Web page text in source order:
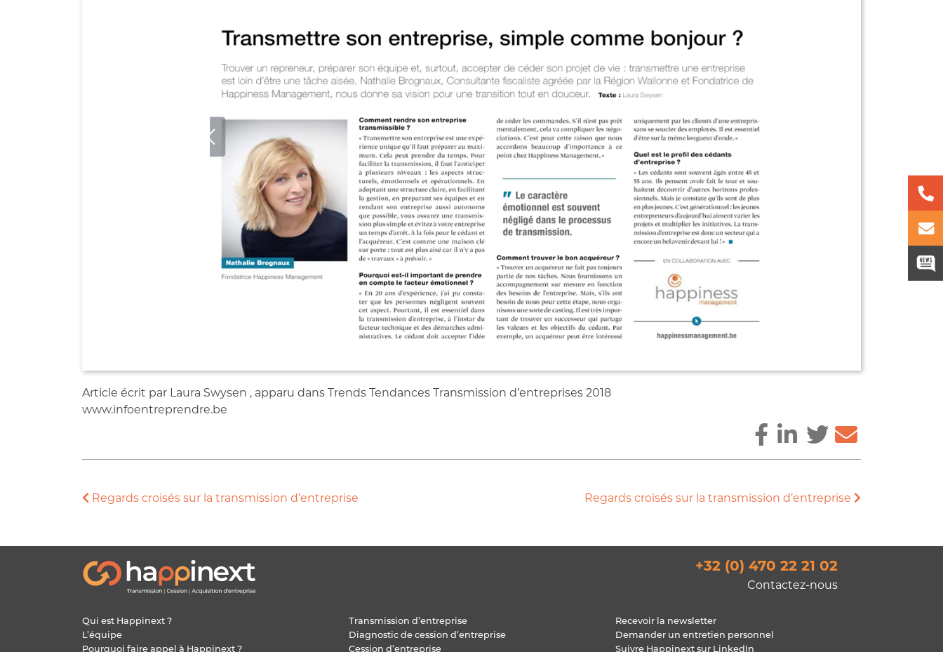
Article écrit par Laura Swysen , apparu dans Trends Tendances Transmission d’entreprises 2018
www.infoentreprendre.be
Regards croisés sur la transmission d’entreprise Regards croisés sur la transmission d’entreprise
+32 (0) 470 22 21 02
Contactez-nous
Qui est Happinext ?
L’équipe
Pourquoi faire appel à Happinext ?
Transmission d’entreprise
Diagnostic de cession d’entreprise
Cession d’entreprise
Recevoir la newsletter
Demander un entretien personnel
Suivre Happinext sur LinkedIn